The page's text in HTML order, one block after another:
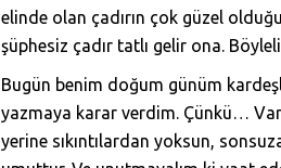
elinde olan çadırın çok güzel
şüphesiz çadır tatlı gelir ona.
Bugün benim doğum günüm
yazmaya karar verdim. Çünkü… Var
yerine sıkıntılardan yoksun,